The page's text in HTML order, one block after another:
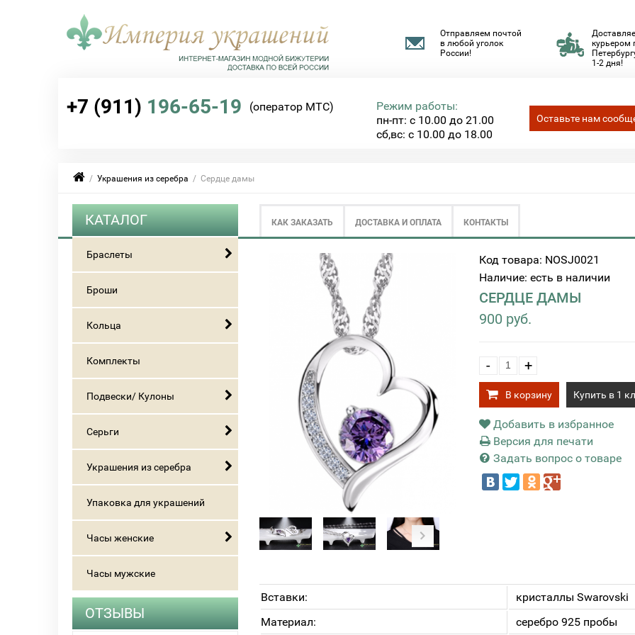
курьером
1-2 дня!
Отправляем почтой
в любой уголок
России!
+7 (911) 196-65-19 (оператор МТС)
Режим работы:
пн-пт: с 10.00 до 21.00
сб,вс: с 10.00 до 18.00
Оставьте нам
/ Украшения из серебра / Сердце дамы
КАК ЗАКАЗАТЬ ДОСТАВКА И ОПЛАТА КОНТАКТЫ
КАТАЛОГ
Браслеты
Броши
Кольца
Комплекты
Подвески/ Кулоны
Серьги
Украшения из серебра
Упаковка для украшений
Часы женские
Часы мужские
ОТЗЫВЫ
Код товара: NOSJ0021
Наличие: есть в наличии
СЕРДЦЕ ДАМЫ
900 руб.
- +
В корзину Купить в 1
Добавить в избранное
Версия для печати
Задать вопрос о товаре
Вставки:
кристаллы Swarovski
Материал:
серебро 925 пробы